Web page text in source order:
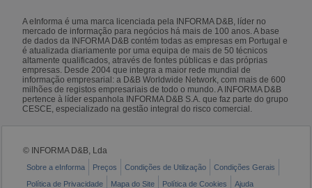
A eInforma é uma marca licenciada pela INFORMA D&B, líder no
mercado de informação para negócios há mais de 100 anos. A base
de dados da INFORMA D&B contém todas as empresas em Portugal e
é atualizada diariamente por uma equipa de mais de 50 técnicos
altamente qualificados, através de fontes públicas e das próprias
empresas. Desde 2004 que integra a maior rede mundial de
informação empresarial: a D&B Worldwide Network, com mais de 600
milhões de registos empresariais de todo o mundo. A INFORMA D&B
pertence à líder espanhola INFORMA D&B S.A. que faz parte do grupo
CESCE, especializado na gestão integral do risco comercial.
© INFORMA D&B, Lda
Sobre a eInforma Preços Condições de Utilização
Condições Gerais
Política de Privacidade
Mapa do Site Política de Cookies Ajuda